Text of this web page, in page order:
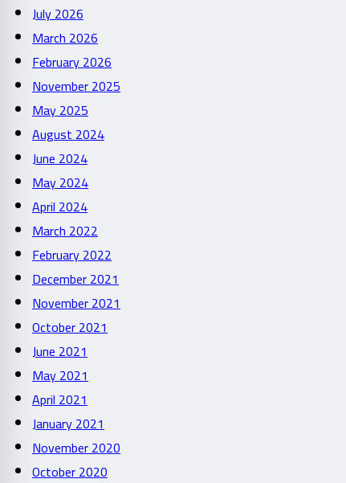
July 2026
March 2026
February 2026
November 2025
May 2025
August 2024
June 2024
May 2024
April 2024
March 2022
February 2022
December 2021
November 2021
October 2021
June 2021
May 2021
April 2021
January 2021
November 2020
October 2020